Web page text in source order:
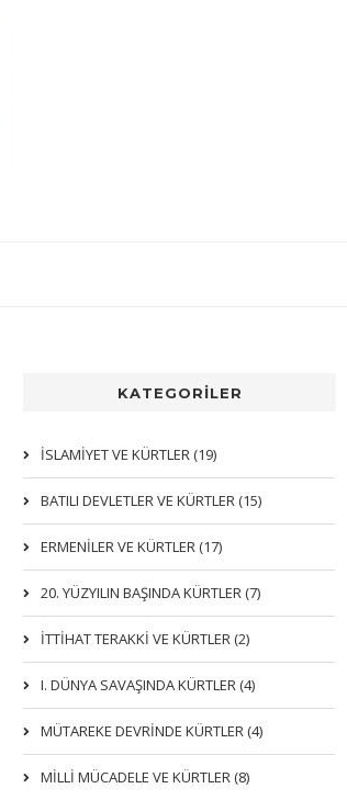
KATEGORİLER
İSLAMIYET VE KÜRTLER (19)
BATILI DEVLETLER VE KÜRTLER (15)
ERMENİLER VE KÜRTLER (17)
20. YÜZYILIN BAŞINDA KÜRTLER (7)
İTTIHAT TERAKKI VE KÜRTLER (2)
I. DÜNYA SAVAŞINDA KÜRTLER (4)
MÜTAREKE DEVRİNDE KÜRTLER (4)
MİLLİ MÜCADELE VE KÜRTLER (8)